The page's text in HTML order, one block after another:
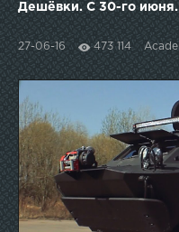
Дешёвки. С 30-го июня.
27-06-16 473 114